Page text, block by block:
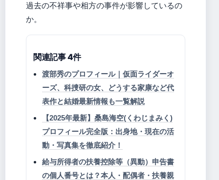
過去の不祥事や相方の事件が影響しているの
か。
関連記事 4件
渡部秀のプロフィール｜仮面ライダーオ
ーズ、科捜研の女、どうする家康など代
表作と結婚最新情報も一覧解説
【2025年最新】桑島海空(くわじまみく)
プロフィール完全版：出身地・現在の活
動・写真集を徹底紹介！
給与所得者の扶養控除等（異動）申告書
の個人番号とは？本人・配偶者・扶養親